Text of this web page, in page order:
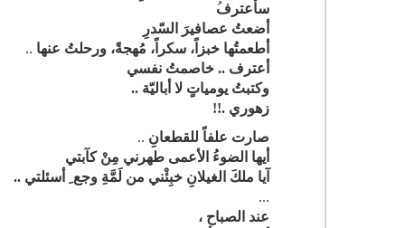
سأعترف
أضعتُ عصافيرَ السّدرِ
أطعمتُها خبزاً، سكراً، مُهجةً، ورحلتُ عنها ..
أعترف .. خاصمتُ نفسي
وكتبتُ يومياتٍ لا أباليّة ..
زهوري .!!
صارت علفاً للقطعانِ ..
أيها الضوءُ الأعمى طهرني مِنْ كآبتي
آيا ملكَ الغيلانِ خبِئْني من لَمَّةِ وجع ِ أسئلتي ..
...
عند الصباح ،